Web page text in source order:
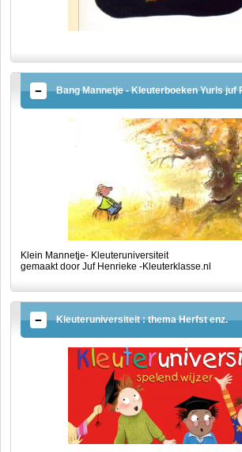
Bang Mannetje - Kleuterboeken Yurls juf
Klein Mannetje- Kleuteruniversiteit
gemaakt door Juf Henrieke -Kleuterklasse.nl
Kleuteruniversiteit : thema Herfst enz.